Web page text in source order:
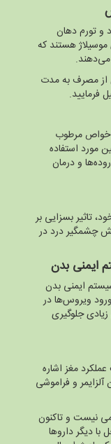
و تورم دهان
موسیلاژ هستند که
از مصرف به مدت
فرمایید.
خواص مرطوب
مورد استفاده
و درمان
تاثیر بسزایی بر
چشمگیر درد در
ایمنی بدن
ایمنی بدن
ویروس‌ها در
جلوگیری
مغز اشاره
و فراموشی
نیست و تاکنون
دیگر دارو‌ها